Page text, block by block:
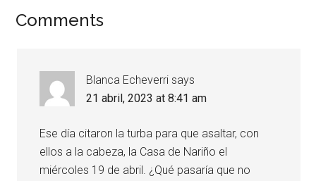
Comments
Blanca Echeverri says
21 abril, 2023 at 8:41 am
Ese día citaron la turba para que asaltar, con
ellos a la cabeza, la Casa de Nariño el
miércoles 19 de abril. ¿Qué pasaría que no